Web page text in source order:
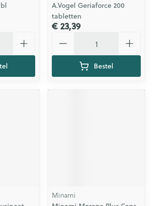
A.Vogel Geriaforce 200
tabletten
€ 23,39
Bestel
Minami